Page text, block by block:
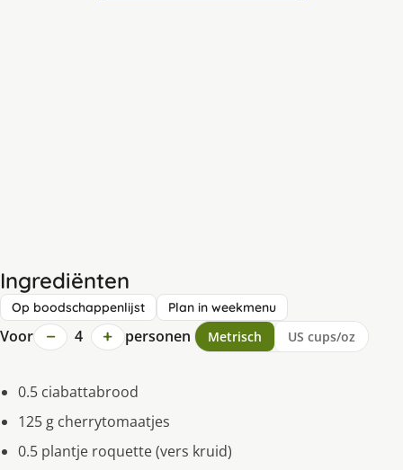
Ingrediënten
Op boodschappenlijst Plan in weekmenu
Voor − 4 + personen Metrisch US cups/oz
0.5 ciabattabrood
125 g cherrytomaatjes
0.5 plantje roquette (vers kruid)